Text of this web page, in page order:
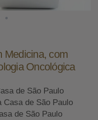
Medicina, com
Oncológica
de São Paulo
Casa de São Paulo
de São Paulo